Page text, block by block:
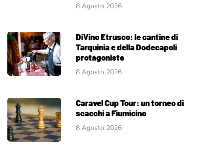
8 Agosto 2026
DiVino Etrusco: le cantine di
Tarquinia e della Dodecapoli
protagoniste
8 Agosto 2026
Caravel Cup Tour: un torneo di
scacchi a Fiumicino
8 Agosto 2026